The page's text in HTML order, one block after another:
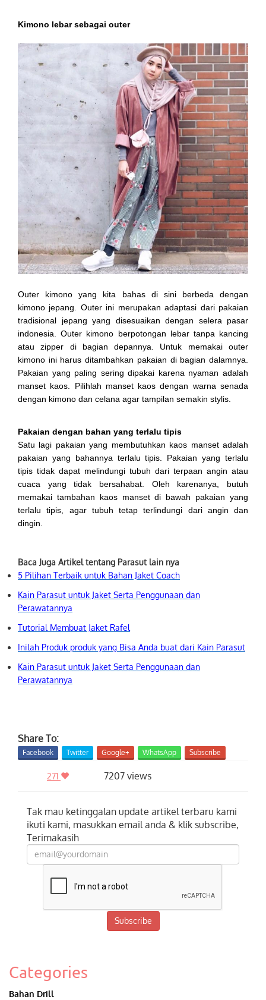
Kimono lebar sebagai outer
Outer kimono yang kita bahas di sini berbeda dengan
kimono jepang. Outer ini merupakan adaptasi dari pakaian
tradisional jepang yang disesuaikan dengan selera pasar
indonesia. Outer kimono berpotongan lebar tanpa kancing
atau zipper di bagian depannya. Untuk memakai outer
kimono ini harus ditambahkan pakaian di bagian dalamnya.
Pakaian yang paling sering dipakai karena nyaman adalah
manset kaos. Pilihlah manset kaos dengan warna senada
dengan kimono dan celana agar tampilan semakin stylis.
Pakaian dengan bahan yang terlalu tipis
Satu lagi pakaian yang membutuhkan kaos manset adalah
pakaian yang bahannya terlalu tipis. Pakaian yang terlalu
tipis tidak dapat melindungi tubuh dari terpaan angin atau
cuaca yang tidak bersahabat. Oleh karenanya, butuh
memakai tambahan kaos manset di bawah pakaian yang
terlalu tipis, agar tubuh tetap terlindungi dari angin dan
dingin.
Baca Juga Artikel tentang Parasut lain nya
5 Pilihan Terbaik untuk Bahan Jaket Coach
Kain Parasut untuk Jaket Serta Penggunaan dan
Perawatannya
Tutorial Membuat Jaket Rafel
Inilah Produk produk yang Bisa Anda buat dari Kain Parasut
Kain Parasut untuk Jaket Serta Penggunaan dan
Perawatannya
Share To:
Facebook Twitter Google+ WhatsApp Subscribe
271 7207 views
Tak mau ketinggalan update artikel terbaru kami
ikuti kami, masukkan email anda & klik subscribe,
Terimakasih
Subscribe
Categories
Bahan Drill